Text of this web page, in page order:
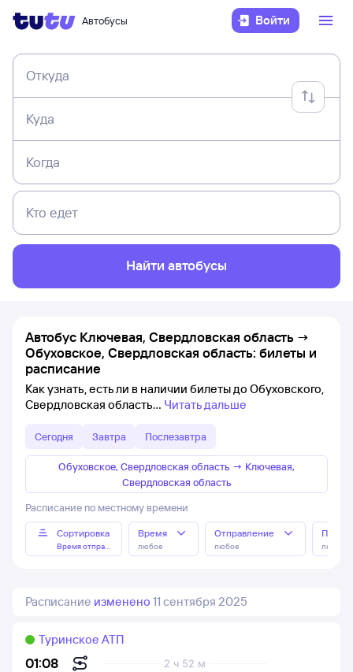
Автобусы Войти
Откуда
Куда
Когда
Кто едет
Найти автобусы
Автобус Ключевая, Свердловская область →
Обуховское, Свердловская область: билеты и
расписание
Как узнать, есть ли в наличии билеты до Обуховского,
Свердловская область
Читать дальше
Сегодня Завтра Послезавтра
Обуховское, Свердловская область → Ключевая,
Свердловская область
Расписание по местному времени
Сортировка
Время отправления
Время
любое
Отправление
любое любое
Расписание изменено 11 сентября 2025
01:08
2 ч 52 м
Туринское АТП